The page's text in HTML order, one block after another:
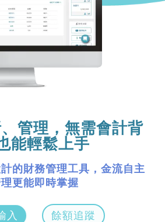
管理， 無需會計背
能輕鬆上手
的財務管理工具，金流自主
更能即時掌握
入 餘額追蹤